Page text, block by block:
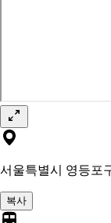
서울특별시 영등포
복사